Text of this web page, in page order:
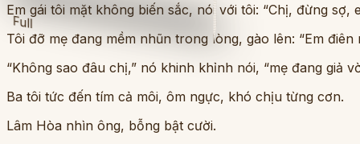
Full
Em gái tôi mặt không biến sắc, nói với tôi: “Chị, đừng
Tôi đỡ mẹ đang mềm nhũn trong lòng, gào lên: “Em
“Không sao đâu chị,” nó khinh khỉnh nói, “mẹ đang giả
Ba tôi tức đến tím cả môi, ôm ngực, khó chịu từng cơn.
Lâm Hòa nhìn ông, bỗng bật cười.